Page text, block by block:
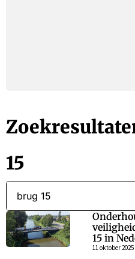
15
15 in
11 oktober 2025